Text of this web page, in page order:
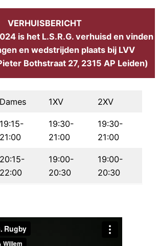
VERHUISBERICHT
is het L.S.R.G. verhuisd en vinden
en wedstrijden plaats bij LVV
Bothstraat 27, 2315 AP Leiden)
Dames 1XV 2XV
19:15-
21:00
19:30-
21:00
19:30-
21:00
20:15-
22:00
19:00-
20:30
19:00-
20:30